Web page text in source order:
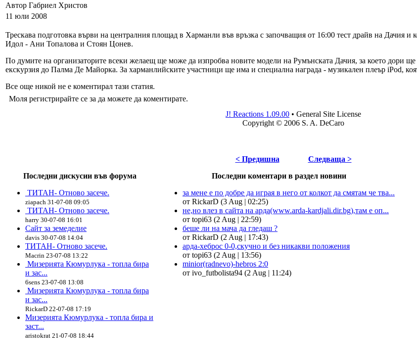
Автор Габриел Христов
11 юли 2008
Трескава подготовка върви на централния площад в Харманли във връзка с започващия от 16:00 тест драйв на Дачия
Идол - Ани Топалова и Стоян Цонев.
По думите на организаторите всеки желаещ ще може да изпробва новите модели на Румънската Дачия, за което дори ще
екскурзия до Палма Де Майорка. За харманлийските участници ще има и специална награда - музикален плеър iPod,
Все още никой не е коментирал тази статия.
Моля регистрирайте се за да можете да коментирате.
J! Reactions 1.09.00 • General Site License
Copyright © 2006 S. A. DeCaro
< Предишна
Следваща >
Последни дискусии във форума
ТИТАН- Отново засече.
ziapach 31-07-08 09:05
ТИТАН- Отново засече.
harry 30-07-08 16:01
Сайт за земеделие
davis 30-07-08 14:04
ТИТАН- Отново засече.
Macrin 23-07-08 13:22
Мизерията Кюмурлука - топла бира
и зас...
6sens 23-07-08 13:08
Мизерията Кюмурлука - топла бира
и зас...
RickarD 22-07-08 17:19
Мизерията Кюмурлука - топла бира и
заст...
aristokrat 21-07-08 18:44
Последни коментари в раздел новини
за мене е по добре да играя в него от колкот да смятам че тва...
от RickarD (3 Aug | 02:25)
не,но влез в сайта на арда(www.arda-kardjali.dir.bg),там е оп...
от topi63 (2 Aug | 22:59)
беше ли на мача да гледаш ?
от RickarD (2 Aug | 17:43)
арда-хеброс 0-0,скучно и без никакви положения
от topi63 (2 Aug | 13:56)
minior(radnevo)-hebros 2:0
от ivo_futbolista94 (2 Aug | 11:24)